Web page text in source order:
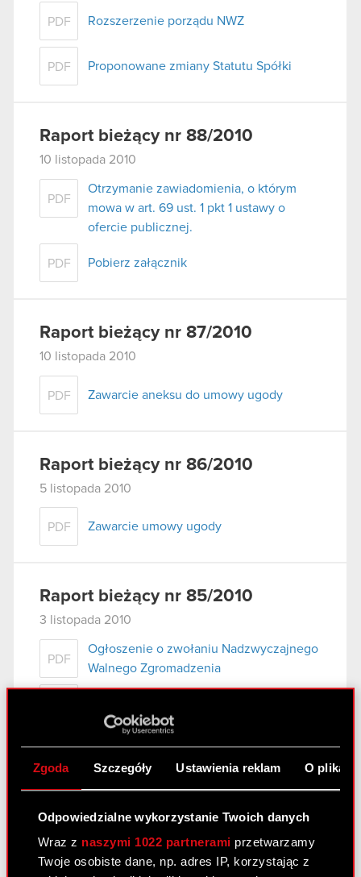
Zgoda Szczegóły Ustawienia reklam O
Odpowiedzialne wykorzystanie Twoich danych
Wraz z naszymi 1022 partnerami przetwarzamy
Twoje osobiste dane, np. adres IP, korzystając z
PDF Rozszerzenie porządu NWZ
PDF Proponowane zmiany Statutu Spółki
Raport bieżący nr 88/2010
10 listopada 2010
PDF
Otrzymanie zawiadomienia, o którym
mowa w art. 69 ust. 1 pkt 1 ustawy o
ofercie publicznej.
PDF Pobierz załącznik
Raport bieżący nr 87/2010
10 listopada 2010
PDF Zawarcie aneksu do umowy ugody
Raport bieżący nr 86/2010
5 listopada 2010
PDF Zawarcie umowy ugody
Raport bieżący nr 85/2010
3 listopada 2010
PDF
Ogłoszenie o zwołaniu Nadzwyczajnego
Walnego Zgromadzenia
Raport bieżący nr 84/2010
PDF
Pierwsze zawiadomienie Akcjonariuszy o
zamiarze połączenia.